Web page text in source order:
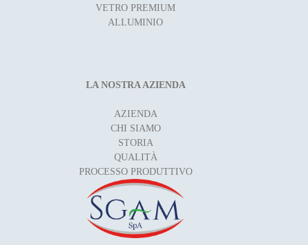
VETRO PREMIUM
ALLUMINIO
LA NOSTRA AZIENDA
AZIENDA
CHI SIAMO
STORIA
QUALITÀ
PROCESSO PRODUTTIVO